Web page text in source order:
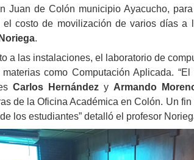
Juan de Colón municipio Ayacucho,
el costo de movilización de varios días a
.
a las instalaciones, el laboratorio de
como Computación Aplicada.
Carlos Hernándezy Armando
de la Oficina Académica en Colón. Un
los estudiantes” detalló el profesor